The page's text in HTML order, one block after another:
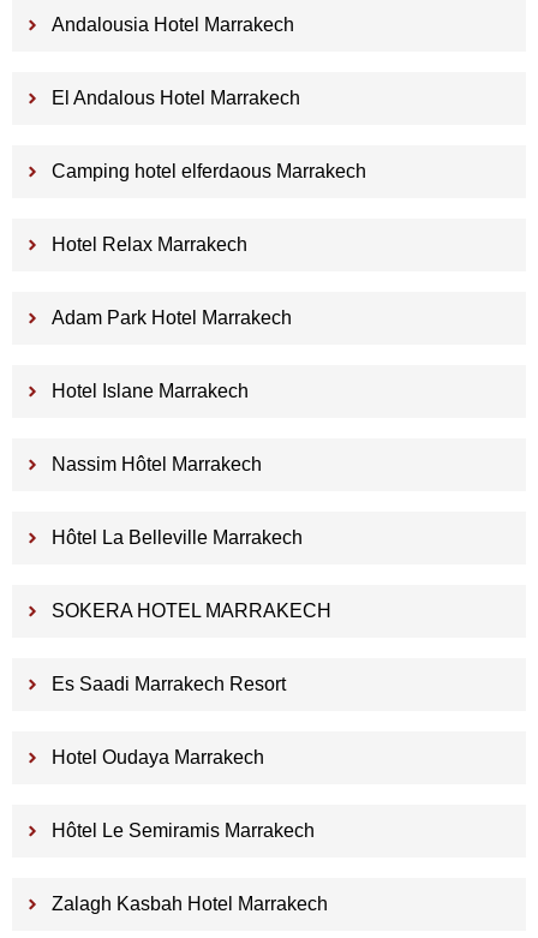
Andalousia Hotel Marrakech
El Andalous Hotel Marrakech
Camping hotel elferdaous Marrakech
Hotel Relax Marrakech
Adam Park Hotel Marrakech
Hotel Islane Marrakech
Nassim Hôtel Marrakech
Hôtel La Belleville Marrakech
SOKERA HOTEL MARRAKECH
Es Saadi Marrakech Resort
Hotel Oudaya Marrakech
Hôtel Le Semiramis Marrakech
Zalagh Kasbah Hotel Marrakech